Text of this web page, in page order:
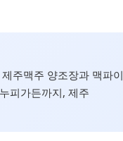
주맥주 양조장과 맥파이
피가든까지, 제주